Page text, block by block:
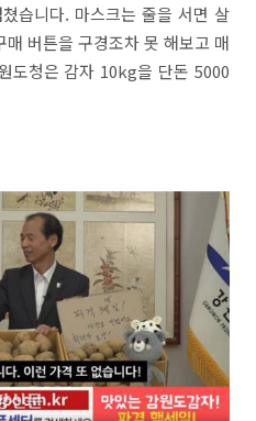
습니다. 마스크는 줄을 서면 살
버튼을 구경조차 못 해보고 매
도청은 감자 10kg을 단돈 5000